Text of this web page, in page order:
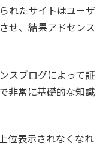
れたサイトはユーザ
せ、結果アドセンス
スブログによって証
非常に基礎的な知識
位表示されなくなれ